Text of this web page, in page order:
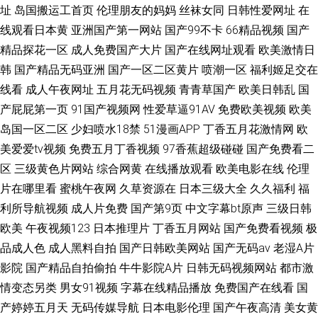
址 岛国搬运工首页 伦理朋友的妈妈 丝袜女同 日韩性爱网址 在
线观看日本黄 亚洲国产第一网站 国产99不卡 66精品视频 国产
精品探花一区 成人免费国产大片 国产在线网址观看 欧美激情日
韩 国产精品无码亚洲 国产一区二区黄片 喷潮一区 福利姬足交在
线看 成人午夜网址 五月花无码视频 青青草国产 欧美日韩乱 国
产屁屁第一页 91国产视频网 性爱草逼91AV 免费欧美视频 欧美
岛国一区二区 少妇喷水18禁 51漫画APP 丁香五月花激情网 欧
美爱爱tv视频 免费五月丁香视频 97香蕉超级碰碰 国产免费看二
区 三级黄色片网站 综合网黄 在线播放观看 欧美电影在线 伦理
片在哪里看 蜜桃午夜网 久草资源在 日本三级大全 久久福利 福
利所导航视频 成人片免费 国产第9页 中文字幕bt原声 三级日韩
欧美 午夜视频123 日本推理片 丁香五月网站 国产免费看视频 极
品成人色 成人黑料自拍 国产日韩欧美网站 国产无码av 老湿A片
影院 国产精品自拍偷拍 牛牛影院A片 日韩无码视频网站 都市激
情变态另类 男女91视频 字幕在线精品播放 免费国产在线看 国
产婷婷五月天 无码传媒导航 日本电影伦理 国产午夜高清 美女黄